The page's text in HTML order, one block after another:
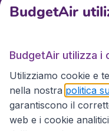
Siti internazionali
BudgetAir
BudgetAir utilizza i
Utilizziamo cookie e
nella nostra politica
garantiscono il
web e i cookie